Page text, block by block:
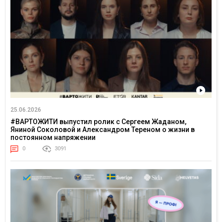
25.06.2026
#ВАРТОЖИТИ выпустил ролик с Сергеем Жаданом,
Яниной Соколовой и Александром Тереном о жизни в
постоянном напряжении
0 3091